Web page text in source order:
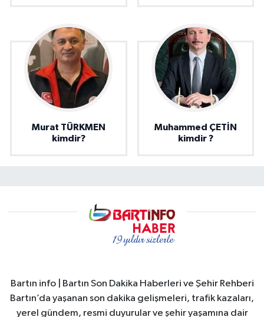
Murat TÜRKMEN
kimdir?
Muhammed ÇETİN
kimdir ?
Bartın info | Bartın Son Dakika Haberleri ve Şehir Rehberi
Bartın’da yaşanan son dakika gelişmeleri, trafik kazaları,
yerel gündem, resmi duyurular ve şehir yaşamına dair